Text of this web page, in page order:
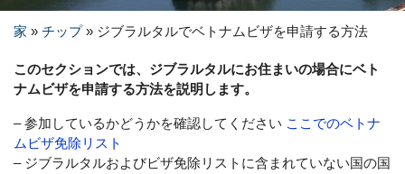
家 » チップ» ジブラルタルでベトナムビザを申請する方法
このセクションでは、ジブラルタルにお住まいの場合にベト
ナムビザを申請する方法を説明します。
– 参加しているかどうかを確認してください ここでのベトナ
ムビザ免除リスト
– ジブラルタルおよびビザ免除リストに含まれていない国の国